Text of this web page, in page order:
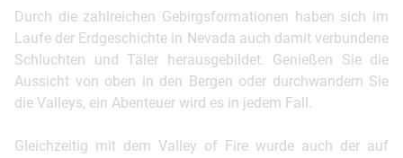
Durch die zahlreichen Gebirgsformationen haben sich im
Laufe der Erdgeschichte in Nevada auch damit verbundene
Schluchten und Täler herausgebildet. Genießen Sie die
Aussicht von oben in den Bergen oder durchwandern Sie
die Valleys, ein Abenteuer wird es in jedem Fall.
Gleichzeitig mit dem Valley of Fire wurde auch der auf